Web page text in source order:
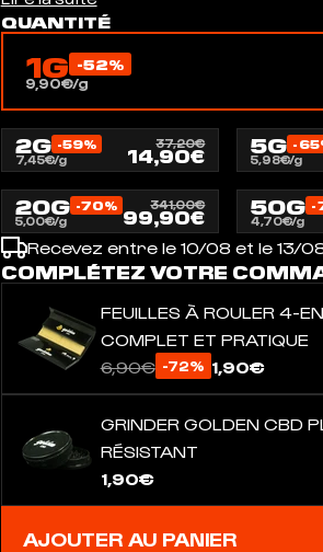
QUANTITÉ
1G -52%
9,90€/g
2G -59%
7,45€/g
37,20€
14,90€ 5G -
5,98€/g
20G -70%
5,00€/g
341,00€
99,90€ 50G -
4,70€/g
Recevez entre le 10/08 et le 13/
COMPLÉTEZ VOTRE
FEUILLES À ROULER 4-
COMPLET ET PRATIQUE
6,90€ -72% 1,90€
GRINDER GOLDEN CBD
RÉSISTANT
1,90€
AJOUTER AU PANIER